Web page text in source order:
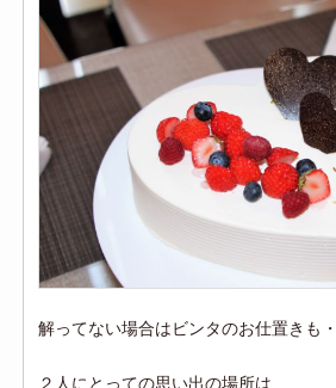
解ってない場合はビンタのお仕置きも
２人にとっての思い出の場所は